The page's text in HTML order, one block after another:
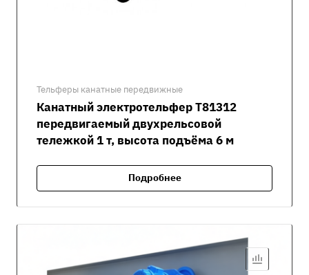
Тельферы канатные передвижные
Канатный электротельфер Т81312
передвигаемый двухрельсовой
тележкой 1 т, высота подъёма 6 м
Подробнее